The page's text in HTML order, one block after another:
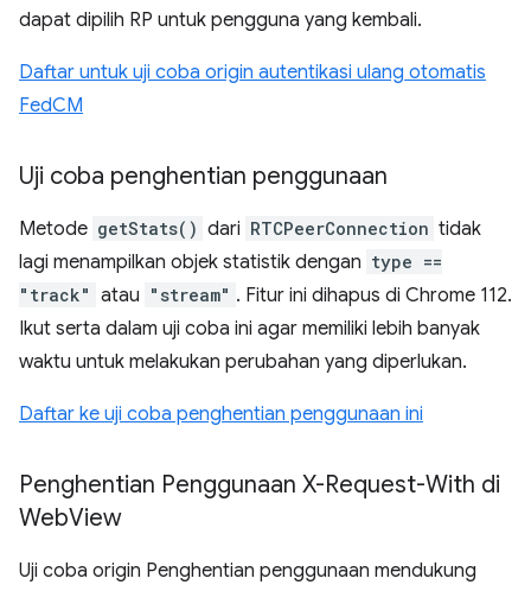
dapat dipilih RP untuk pengguna yang kembali.
Daftar untuk uji coba origin autentikasi ulang otomatis
FedCM
Uji coba penghentian penggunaan
Metode getStats() dari RTCPeerConnection tidak
lagi menampilkan objek statistik dengan type ==
"track" atau "stream" . Fitur ini dihapus di Chrome 112.
Ikut serta dalam uji coba ini agar memiliki lebih banyak
waktu untuk melakukan perubahan yang diperlukan.
Daftar ke uji coba penghentian penggunaan ini
Penghentian Penggunaan X-Request-With di
WebView
Uji coba origin Penghentian penggunaan mendukung